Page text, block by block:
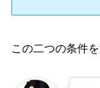
この二つの条件